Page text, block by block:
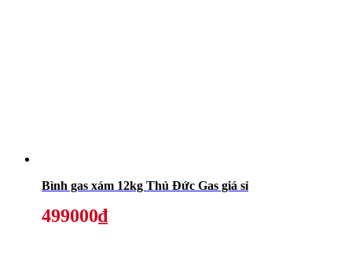
Bình gas xám 12kg Thủ Đức Gas giá sỉ
499000₫